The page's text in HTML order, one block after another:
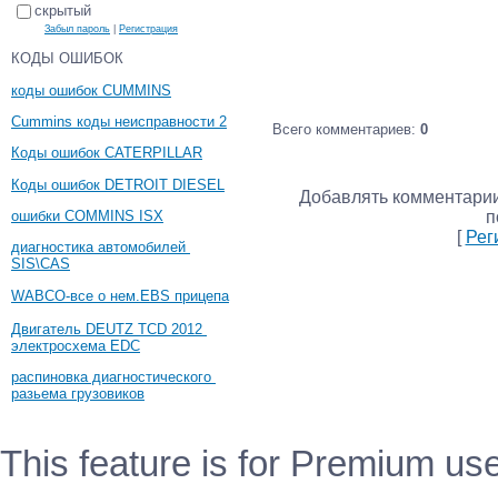
скрытый
Забыл пароль Регистрация
КОДЫ ОШИБОК
коды ошибок CUMMINS
Cummins коды неисправности 2
Коды ошибок CATERPILLAR
Коды ошибок DETROIT DIESEL
ошибки COMMINS ISX
диагностика автомобилей
SIS\CAS
WABCO-все о нем.EBS прицепа
Двигатель DEUTZ TCD 2012
электросхема EDC
распиновка диагностического
разьема грузовиков
Всего комментариев: 0
Добавлять
[
This feature is for Premium